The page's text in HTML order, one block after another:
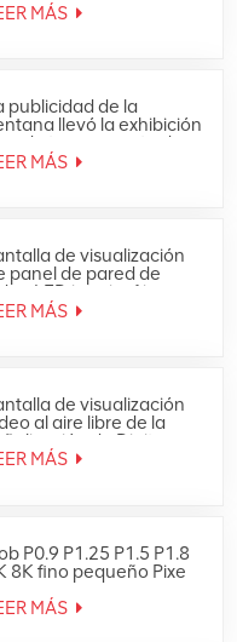
exteriores
MÁS
publicidad de la
llevó la exhibición
transparente de
de la malla de la
MÁS
de visualización
panel de pared de
LED interior fija
Full HD
MÁS
de visualización
al aire libre de la
de Digitaces
la pared de la prenda
MÁS
P0.9 P1.25 P1.5 P1.8
8K fino pequeño Pixe
TV Video Wall
MÁS